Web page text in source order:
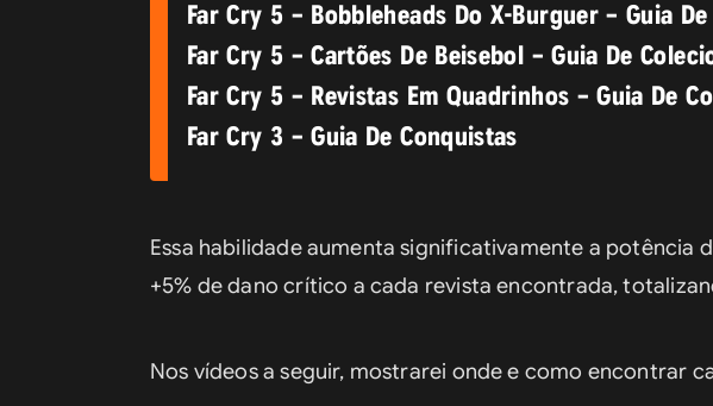
Far Cry 5 – Bobbleheads Do X-Burguer – Guia
Far Cry 5 – Cartões De Beisebol – Guia De
Far Cry 5 – Revistas Em Quadrinhos – Guia De
Far Cry 3 – Guia De Conquistas
Essa habilidade aumenta significativamente a potência
+5% de dano crítico a cada revista encontrada,
Nos vídeos a seguir, mostrarei onde e como encontrar